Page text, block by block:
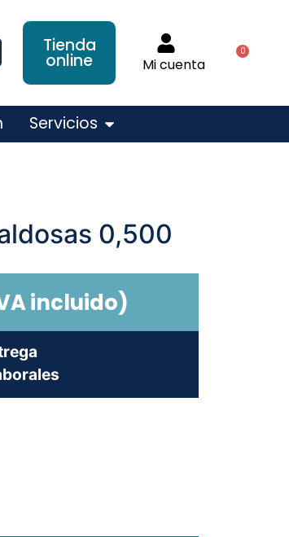
Tienda
online Mi cuenta
0
Servicios
0,500
incluido)